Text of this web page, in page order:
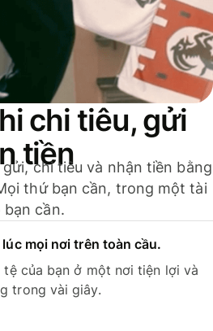
chi tiêu, gửi
tiền
chi tiêu và nhận tiền bằng
thứ bạn cần, trong một tài
cần.
mọi nơi trên toàn cầu.
của bạn ở một nơi tiện lợi và
trong vài giây.